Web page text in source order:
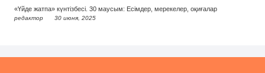
«Үйде жатпа» күнтізбесі. 30 маусым: Есімдер, мерекелер, оқиғалар
редактор 30 июня, 2025